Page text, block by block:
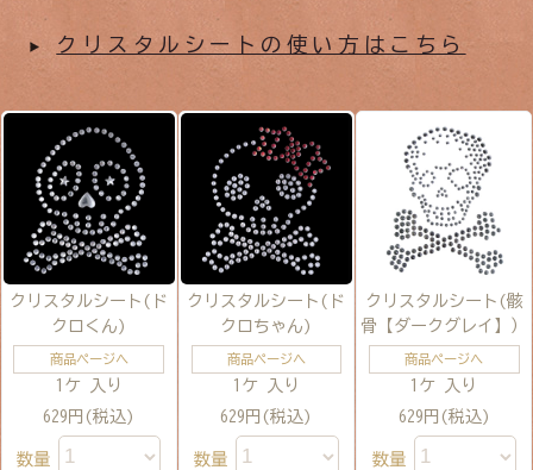
クリスタルシートの使い方はこちら
クリスタルシート(ド
クロくん)
商品ページへ
1ケ 入り
629円(税込)
数量
クリスタルシート(ド
クロちゃん)
商品ページへ
1ケ 入り
629円(税込)
数量
クリスタルシート(骸
骨【ダークグレイ】）
商品ページへ
1ケ 入り
629円(税込)
数量